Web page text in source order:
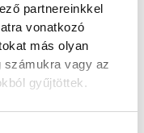
partnereinkkel
vonatkozó
más olyan
számukra vagy az
gyűjtöttek.